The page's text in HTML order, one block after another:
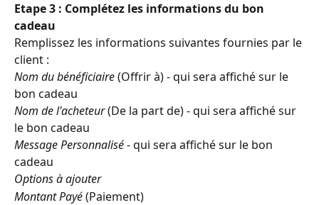
Etape 3 : Complétez les informations du bon
cadeau
Remplissez les informations suivantes fournies par le
client :
Nom du bénéficiaire (Offrir à) - qui sera affiché sur le
bon cadeau
Nom de l'acheteur (De la part de) - qui sera affiché sur
le bon cadeau
Message Personnalisé - qui sera affiché sur le bon
cadeau
Options à ajouter
Montant Payé (Paiement)